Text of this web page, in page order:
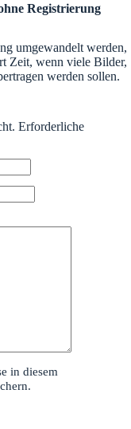
Registrierung
umgewandelt werden,
Zeit, wenn viele Bilder,
werden sollen.
Erforderliche
in diesem